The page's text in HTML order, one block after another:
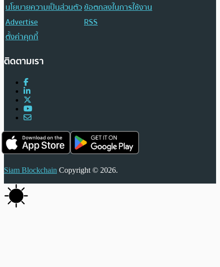
นโยบายความเป็นส่วนตัวข้อตกลงในการใช้งาน
Advertise
RSS
ตั้งค่าคุกกี้
ติดตามเรา
Siam Blockchain Copyright © 2026.